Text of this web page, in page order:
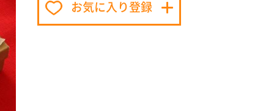
お気に入り登録